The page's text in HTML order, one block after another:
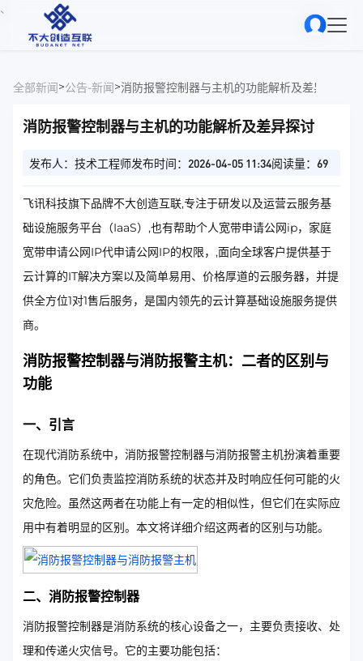
、
全部新闻>公告-新闻>消防报警控制器与主机的功能解析及差异探讨
消防报警控制器与主机的功能解析及差异探讨
发布人：技术工程师发布时间：2026-04-05 11:34阅读量：69
飞讯科技旗下品牌不大创造互联,专注于研发以及运营云服务基
础设施服务平台（IaaS）,也有帮助个人宽带申请公网ip，家庭
宽带申请公网IP代申请公网IP的权限，,面向全球客户提供基于
云计算的IT解决方案以及简单易用、价格厚道的云服务器，并提
供全方位1对1售后服务，是国内领先的云计算基础设施服务提供
商。
消防报警控制器与消防报警主机：二者的区别与
功能
一、引言
在现代消防系统中，消防报警控制器与消防报警主机扮演着重要
的角色。它们负责监控消防系统的状态并及时响应任何可能的火
灾危险。虽然这两者在功能上有一定的相似性，但它们在实际应
用中有着明显的区别。本文将详细介绍这两者的区别与功能。
二、消防报警控制器
消防报警控制器是消防系统的核心设备之一，主要负责接收、处
理和传递火灾信号。它的主要功能包括：